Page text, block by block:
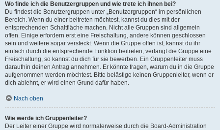
Wo finde ich die Benutzergruppen und wie trete ich ihnen bei?
Du findest die Benutzergruppen unter „Benutzergruppen“ im persönlichen
Bereich. Wenn du einer beitreten möchtest, kannst du dies mit der
entsprechenden Schaltfläche machen. Nicht alle Gruppen sind allgemein
offen. Einige erfordern erst eine Freischaltung, andere können geschlossen
sein und weitere sogar versteckt. Wenn die Gruppe offen ist, kannst du ihr
einfach durch die entsprechende Funktion beitreten; verlangt die Gruppe eine
Freischaltung, so kannst du dich für sie bewerben. Ein Gruppenleiter muss
daraufhin deinen Antrag annehmen. Er könnte fragen, warum du in die Gruppe
aufgenommen werden möchtest. Bitte belästige keinen Gruppenleiter, wenn er
dich ablehnt, er wird einen Grund dafür haben.
Nach oben
Wie werde ich Gruppenleiter?
Der Leiter einer Gruppe wird normalerweise durch die Board-Administration